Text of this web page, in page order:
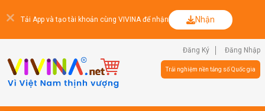
Tải App và tạo tài khoản cùng VIVINA để nhận Nhận
Đăng Ký Đăng Nhập
Trải nghiệm nền tảng số Quốc gia